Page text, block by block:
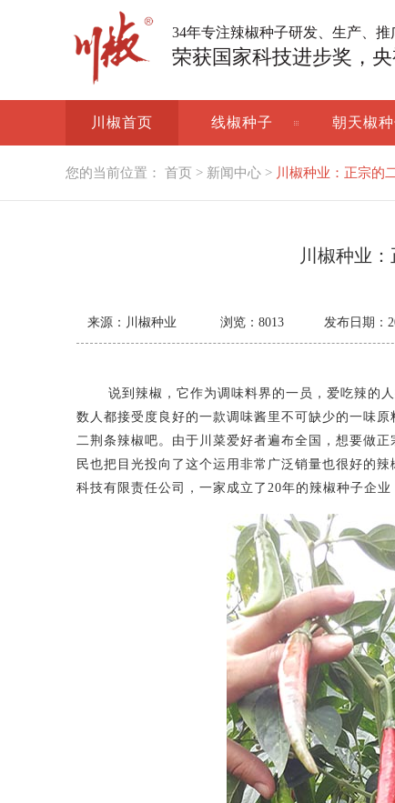
34年专注辣椒种子研发、生产、
荣获国家科技进步奖，
川椒首页 线椒种子 朝天椒
您的当前位置： 首页 > 新闻中心 > 川椒种业：正宗的
川椒种业
来源：川椒种业 浏览： 8013 发布日期：
说到辣椒，它作为调味料界的一员，爱吃辣的人
数人都接受度良好的一款调味酱里不可缺少的一味
二荆条辣椒吧。由于川菜爱好者遍布全国，想要做
民也把目光投向了这个运用非常广泛销量也很好的辣
科技有限责任公司，一家成立了20年的辣椒种子企业